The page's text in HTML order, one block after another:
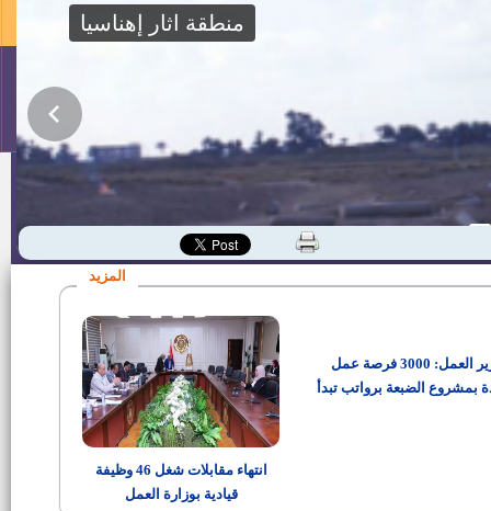
01018460099
منطقة اثار إهناسيا
المزيد
وزير العمل: 3000 فرصة عمل
بمشروع الضبعة برواتب تبدأ
انتهاء مقابلات شغل 46 وظيفة
قيادية بوزارة العمل
مواعيد المقابلة للمتقدمين بوظائف
وظائف المعهد القومي للاتصالات
وظائف مصلحة الطب الشرعى
(إعلان رقم 1 لسنة 2015)
محاسبين ومهندسين للعمل بالهيئة
القومية لمياه الشرب (إعلان رقم 3
لسنة 2015)
وظائف كلية الهندسة بجامعة مصر
وظائف المقاولون العرب